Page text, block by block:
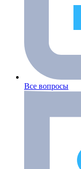
Все вопросы